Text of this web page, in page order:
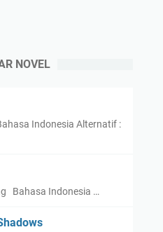
NOVEL
Indonesia Alternatif :
Bahasa Indonesia …